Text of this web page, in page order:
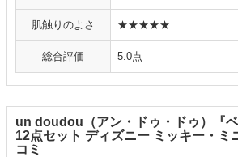
肌触りのよさ ★★★★★
総合評価 5.0点
un doudou（アン・ドゥ・ドゥ）『
12点セット ディズニー ミッキー・ミ
コミ